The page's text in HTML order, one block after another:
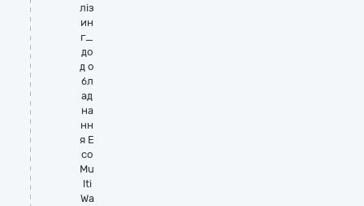
ліз
ин
г_
до
д о
бл
ад
на
нн
я E
co
Mu
lti
Wa